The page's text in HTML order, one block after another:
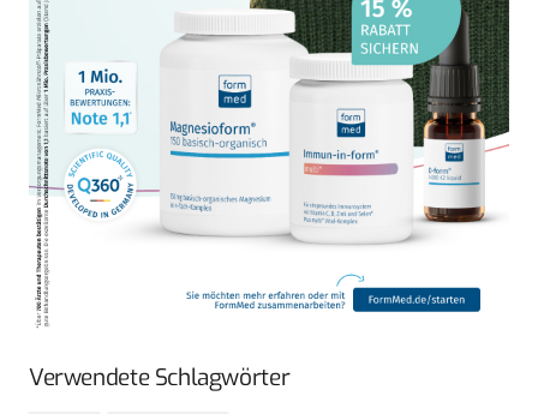
Verwendete Schlagwörter